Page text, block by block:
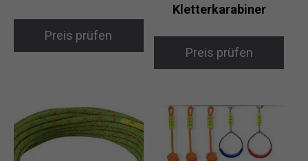
Preis prüfen
Kletterkarabiner
Preis prüfen